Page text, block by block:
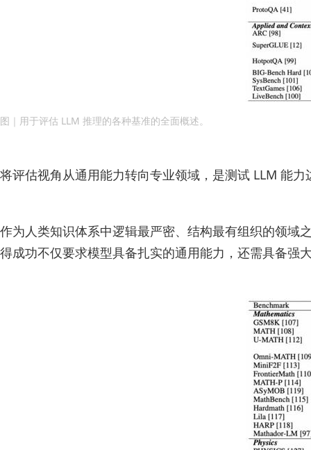
图｜用于评估 LLM 推理的各种基准的全面概述。
将评估视角从通用能力转向专业领域，是测试 LLM 能
作为人类知识体系中逻辑最严密、结构最有组织的领域
得成功不仅要求模型具备扎实的通用能力，还需具备强